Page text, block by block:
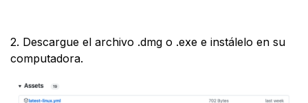
2. Descargue el archivo .dmg o .exe e instálelo en su
computadora.